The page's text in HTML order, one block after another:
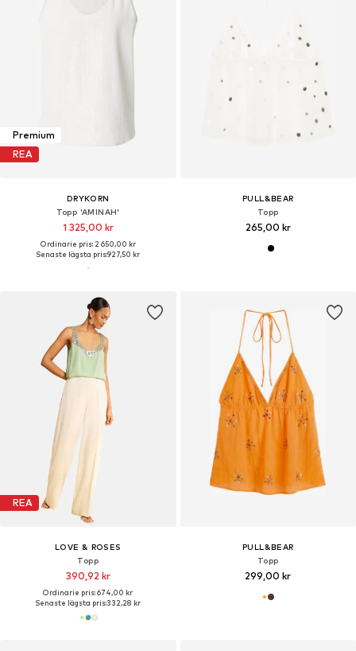
Premium
REA
DRYKORN
Topp 'AMINAH'
1 325,00 kr
Ordinarie pris: 2 650,00 kr
Senaste lägsta pris:927,50 kr
PULL&BEAR
Topp
265,00 kr
REA
LOVE & ROSES
Topp
390,92 kr
Ordinarie pris: 674,00 kr
Senaste lägsta pris:332,28 kr
PULL&BEAR
Topp
299,00 kr